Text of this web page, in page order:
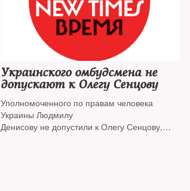
Украинского омбудсмена не
допускают к Олегу Сенцову
Уполномоченного по правам человека
Украины Людмилу
Денисову не допустили к Олегу Сенцову,